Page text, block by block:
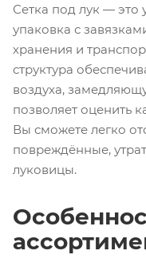
Сетка под лук — это
упаковка с
хранения и
структура
воздуха,
позволяет оценить
Вы сможете легко
повреждённые,
луковицы.